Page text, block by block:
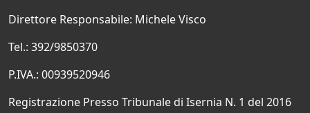
Direttore Responsabile: Michele Visco
Tel.: 392/9850370
P.IVA.: 00939520946
Registrazione Presso Tribunale di Isernia N. 1 del 2016